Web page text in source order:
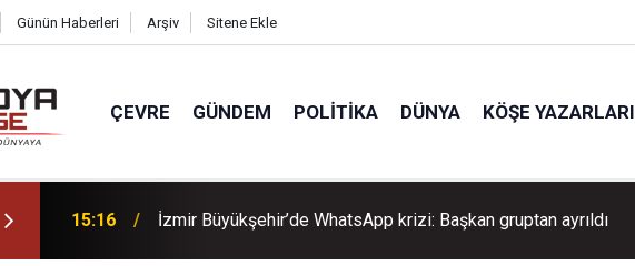
Günün Haberleri Arşiv Sitene Ekle
ÇEVRE GÜNDEM POLITIKA DÜNYA KÖŞE YAZARLARI
14:46 MHP Balçova’dan belediyeye pankart tepkisi